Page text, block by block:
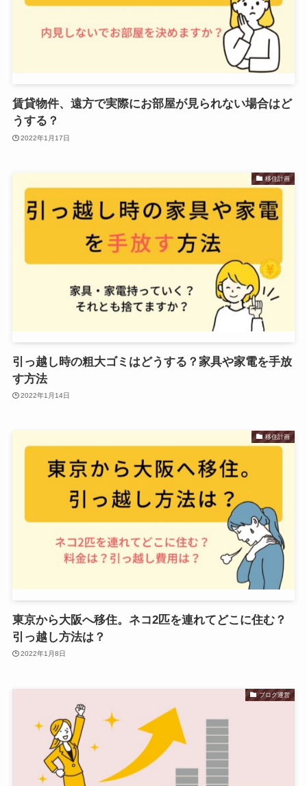
賃貸物件、遠方で実際にお部屋が見られない場合はど
うする？
2022年1月17日
移住計画
引っ越し時の粗大ゴミはどうする？家具や家電を手放
す方法
2022年1月14日
移住計画
東京から大阪へ移住。ネコ2匹を連れてどこに住む？
引っ越し方法は？
2022年1月8日
ブログ運営